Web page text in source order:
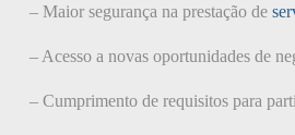
– Maior segurança na prestação de
– Acesso a novas oportunidades de
– Cumprimento de requisitos para